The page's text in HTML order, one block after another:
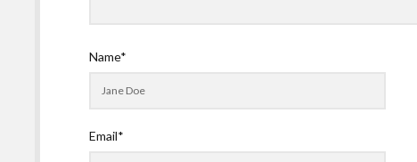
Name*
Email*